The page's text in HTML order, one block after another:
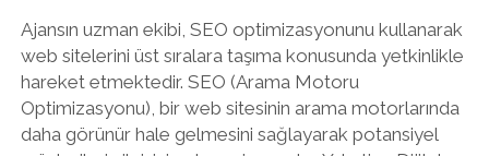
Ajansın uzman ekibi, SEO optimizasyonunu kullanarak
web sitelerini üst sıralara taşıma konusunda yetkinlikle
hareket etmektedir. SEO (Arama Motoru
Optimizasyonu), bir web sitesinin arama motorlarında
daha görünür hale gelmesini sağlayarak potansiyel